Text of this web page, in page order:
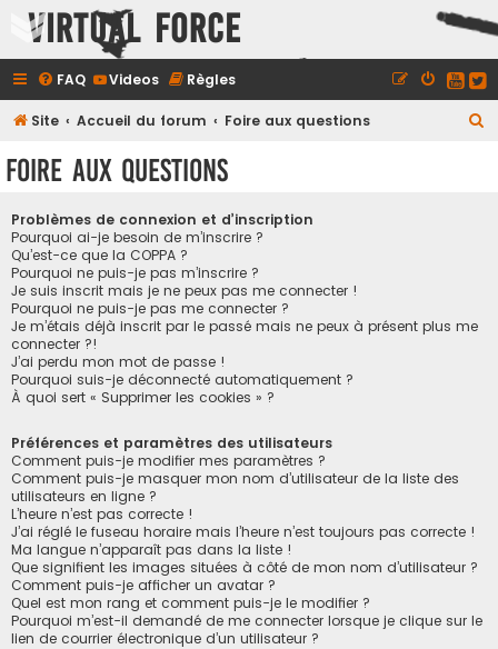
Virtual Force
FAQ Videos Règles
Site Accueil du forum Foire aux questions
Foire aux questions
Problèmes de connexion et d’inscription
Pourquoi ai-je besoin de m’inscrire ?
Qu’est-ce que la COPPA ?
Pourquoi ne puis-je pas m’inscrire ?
Je suis inscrit mais je ne peux pas me connecter !
Pourquoi ne puis-je pas me connecter ?
Je m’étais déjà inscrit par le passé mais ne peux à présent plus me
connecter ?!
J’ai perdu mon mot de passe !
Pourquoi suis-je déconnecté automatiquement ?
À quoi sert « Supprimer les cookies » ?
Préférences et paramètres des utilisateurs
Comment puis-je modifier mes paramètres ?
Comment puis-je masquer mon nom d’utilisateur de la liste des
utilisateurs en ligne ?
L’heure n’est pas correcte !
J’ai réglé le fuseau horaire mais l’heure n’est toujours pas correcte !
Ma langue n’apparaît pas dans la liste !
Que signifient les images situées à côté de mon nom d’utilisateur ?
Comment puis-je afficher un avatar ?
Quel est mon rang et comment puis-je le modifier ?
Pourquoi m’est-il demandé de me connecter lorsque je clique sur le
lien de courrier électronique d’un utilisateur ?